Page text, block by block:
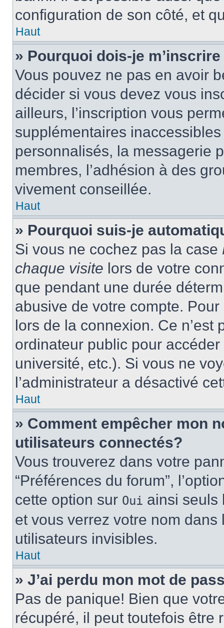
configuration de son côté, et
Haut
» Pourquoi dois-je
Vous pouvez ne pas en avoir
décider si vous devez vous
ailleurs, l’inscription vous
supplémentaires
personnalisés, la messagerie
membres, l’adhésion à des
vivement conseillée.
Haut
» Pourquoi suis-je
Si vous ne cochez pas la case
chaque visite lors de votre
que pendant une durée
abusive de votre compte.
lors de la connexion. Ce
ordinateur public pour
université, etc.). Si vous ne
l’administrateur a désactivé
Haut
» Comment empêcher mon
utilisateurs connectés?
Vous trouverez dans votre
“Préférences du forum”,
cette option sur Oui ainsi seuls
et vous verrez votre nom
utilisateurs invisibles.
Haut
» J’ai perdu mon mot de
Pas de panique! Bien que
récupéré, il peut toutefois être